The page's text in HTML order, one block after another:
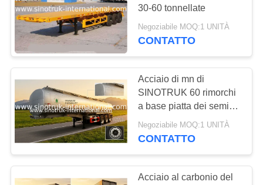
30-60 tonnellate
Negoziabile MOQ:1 UNITÀ
CONTATTO
Acciaio di mn di
SINOTRUK 60 rimorchi
a base piatta dei semi
del serbatoio dell'olio di
Cfm per trasporto del
Negoziabile MOQ:1 UNITÀ
CONTATTO
Acciaio al carbonio del